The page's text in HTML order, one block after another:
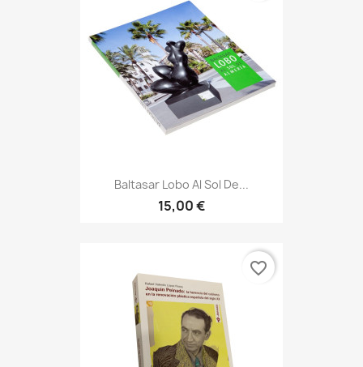
Baltasar Lobo Al Sol De...
15,00 €
favorite_border